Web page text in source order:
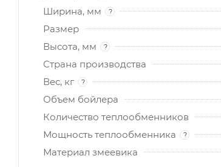
Ширина, мм
?
Размер
Высота, мм
?
Страна производства
Вес, кг
?
Объем бойлера
Количество теплообменников
Мощность теплообменника
?
Материал змеевика